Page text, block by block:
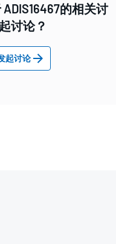
的相关讨
讨论？
起讨论